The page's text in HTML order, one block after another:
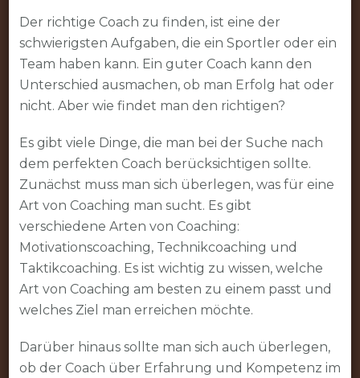
Der richtige Coach zu finden, ist eine der
schwierigsten Aufgaben, die ein Sportler oder ein
Team haben kann. Ein guter Coach kann den
Unterschied ausmachen, ob man Erfolg hat oder
nicht. Aber wie findet man den richtigen?
Es gibt viele Dinge, die man bei der Suche nach
dem perfekten Coach berücksichtigen sollte.
Zunächst muss man sich überlegen, was für eine
Art von Coaching man sucht. Es gibt
verschiedene Arten von Coaching:
Motivationscoaching, Technikcoaching und
Taktikcoaching. Es ist wichtig zu wissen, welche
Art von Coaching am besten zu einem passt und
welches Ziel man erreichen möchte.
Darüber hinaus sollte man sich auch überlegen,
ob der Coach über Erfahrung und Kompetenz im